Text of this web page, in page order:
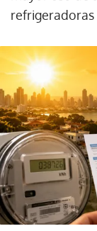
refrigeradoras